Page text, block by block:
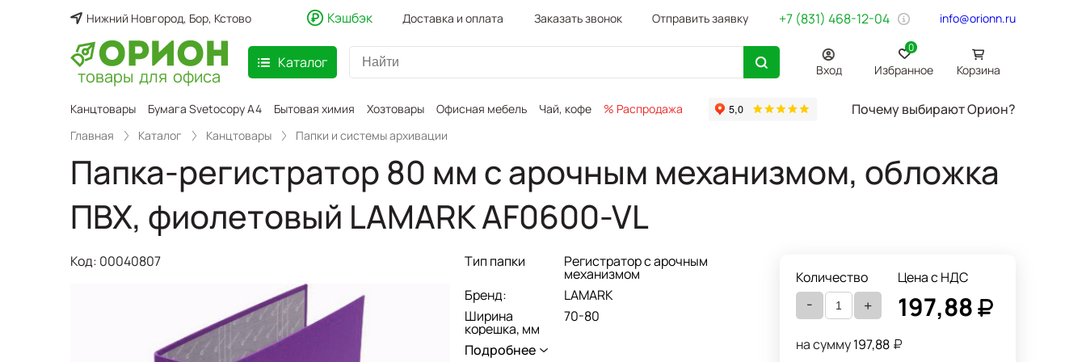
Нижний Новгород, Бор, Кстово Кэшбэк Доставка и оплата Заказать звонок Отправить заявку +7 (831) 468-12-04 info@orionn.ru
товары для офиса
Каталог Вход Избранное
0
Корзина
Канцтовары Бумага Svetocopy A4 Бытовая химия Хозтовары Офисная мебель Чай, кофе % Распродажа Канцтовары Бумага Svetocopy A4 Бытовая химия Хозтовары
Почему выбирают Орион?
Главная Каталог Канцтовары Папки и системы архивации
Папка-регистратор 80 мм с арочным механизмом, обложка
ПВХ, фиолетовый LAMARK AF0600-VL
Код: 00040807 Тип папки Регистратор с арочным
механизмом
Бренд:
LAMARK
Ширина
корешка, мм
70-80
Изготовлена
Подробнее
Количество
- +
Цена с НДС
197,88
на сумму 197,88